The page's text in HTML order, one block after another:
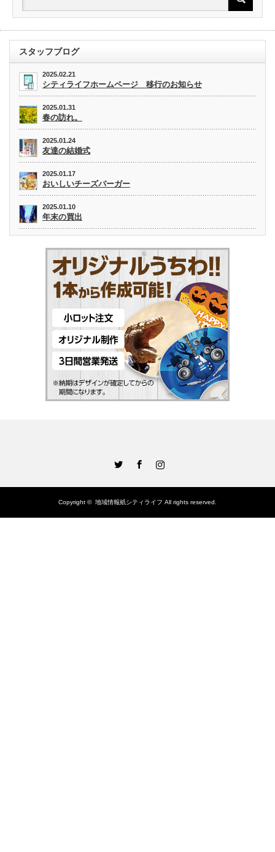
スタッフブログ
2025.02.21
シティライフホームページ 移行のお知らせ
2025.01.31
春の訪れ。
2025.01.24
友達の結婚式
2025.01.17
おいしいチーズバーガー
2025.01.10
年末の買出
Copyright © 地域情報紙シティライフ All rights reserved.